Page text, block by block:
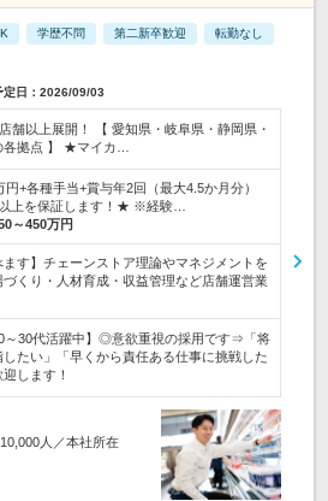
学歴不問 第二新卒歓迎 転勤なし
日：2026/09/03
舗以上展開！ 【 愛知県・岐阜県・静岡県・
各拠点 】 ★マイカ…
円+各種手当+賞与年2回（最大4.5か月分）
上を保証します！★ ※経験…
～450万円
ます】チェーンストア理論やマネジメントを
くり・人材育成・収益管理など店舗運営業
～30代活躍中】◎意欲重視の採用です⇒「将
たい」「早くから責任ある仕事に挑戦した
します！
人／本社所在